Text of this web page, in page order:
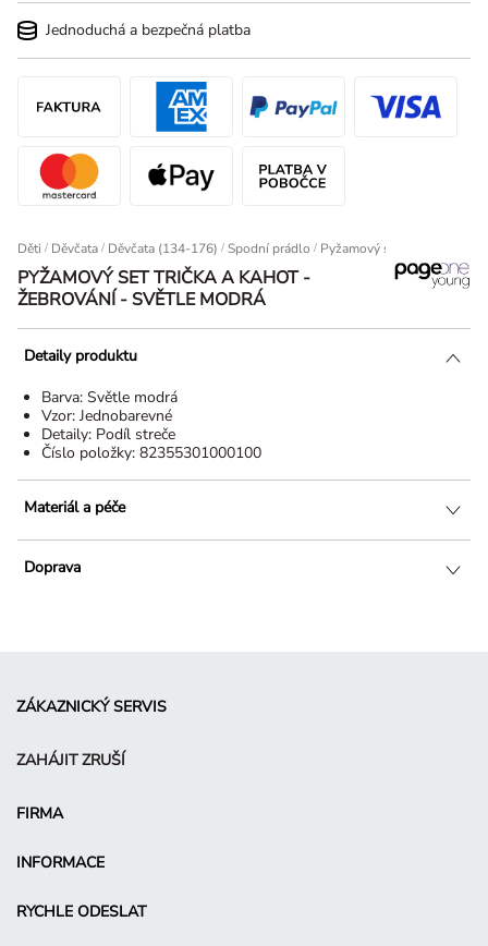
Jednoduchá a bezpečná platba
Děti / Děvčata / Děvčata (134-176) / Spodní prádlo Pyžamový set trička a
PYŽAMOVÝ SET TRIČKA A KAHOT -
ŽEBROVÁNÍ - SVĚTLE MODRÁ
Detaily produktu
Barva: Světle modrá
Vzor: Jednobarevné
Detaily: Podíl streče
Číslo položky: 82355301000100
Materiál a péče
Doprava
ZÁKAZNICKÝ SERVIS
ZAHÁJIT ZRUŠÍ
FIRMA
INFORMACE
RYCHLE ODESLAT